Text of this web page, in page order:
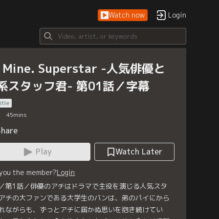
Watch now Login
Mine. Superstar -人気俳優と
スタッフ君- 第01話／字幕
45mins
Play
Watch Later
the member?Login
第1話／俳優のアチはドラマで主役を演じる人気スタ
チの大ファンである大学生のパンは、弟のパイにから
ながらも、ずっとアチに届かぬ思いを抱き続けてい